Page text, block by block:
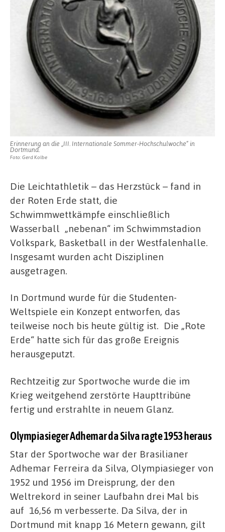
Erinnerung an die „III. Internationale Sommer-Hochschulwoche“ in
Dortmund.
Foto: Gerd Kolbe
Die Leichtathletik – das Herzstück – fand in
der Roten Erde statt, die
Schwimmwettkämpfe einschließlich
Wasserball „nebenan“ im Schwimmstadion
Volkspark, Basketball in der Westfalenhalle.
Insgesamt wurden acht Disziplinen
ausgetragen.
In Dortmund wurde für die Studenten-
Weltspiele ein Konzept entworfen, das
teilweise noch bis heute gültig ist. Die „Rote
Erde“ hatte sich für das große Ereignis
herausgeputzt.
Rechtzeitig zur Sportwoche wurde die im
Krieg weitgehend zerstörte Haupttribüne
fertig und erstrahlte in neuem Glanz.
Olympiasieger Adhemar da Silva ragte 1953 heraus
Star der Sportwoche war der Brasilianer
Adhemar Ferreira da Silva, Olympiasieger von
1952 und 1956 im Dreisprung, der den
Weltrekord in seiner Laufbahn drei Mal bis
auf 16,56 m verbesserte. Da Silva, der in
Dortmund mit knapp 16 Metern gewann, gilt